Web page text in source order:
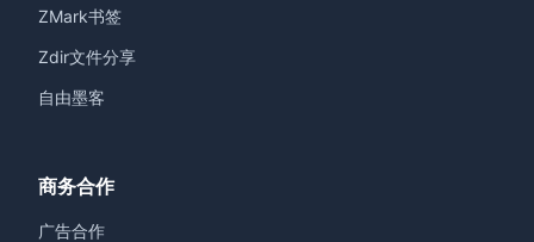
ZMark书签
Zdir文件分享
自由墨客
商务合作
广告合作